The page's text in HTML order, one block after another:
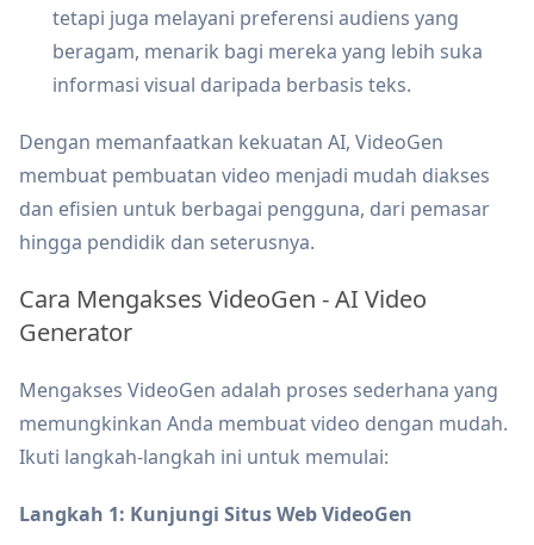
tetapi juga melayani preferensi audiens yang
beragam, menarik bagi mereka yang lebih suka
informasi visual daripada berbasis teks.
Dengan memanfaatkan kekuatan AI, VideoGen
membuat pembuatan video menjadi mudah diakses
dan efisien untuk berbagai pengguna, dari pemasar
hingga pendidik dan seterusnya.
Cara Mengakses VideoGen - AI Video
Generator
Mengakses VideoGen adalah proses sederhana yang
memungkinkan Anda membuat video dengan mudah.
Ikuti langkah-langkah ini untuk memulai:
Langkah 1: Kunjungi Situs Web VideoGen